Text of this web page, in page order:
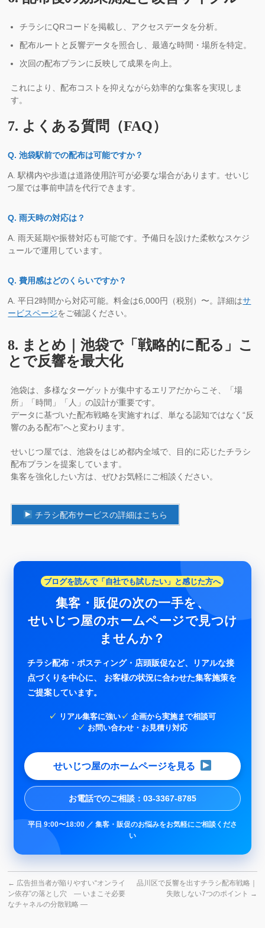
チラシにQRコードを掲載し、アクセスデータを分析。
配布ルートと反響データを照合し、最適な時間・場所を特定。
次回の配布プランに反映して成果を向上。
これにより、配布コストを抑えながら効率的な集客を実現しま
す。
7. よくある質問（FAQ）
Q. 池袋駅前での配布は可能ですか？
A. 駅構内や歩道は道路使用許可が必要な場合があります。せいじ
つ屋では事前申請を代行できます。
Q. 雨天時の対応は？
A. 雨天延期や振替対応も可能です。予備日を設けた柔軟なスケジ
ュールで運用しています。
Q. 費用感はどのくらいですか？
A. 平日2時間から対応可能。料金は6,000円（税別）〜。詳細はサ
ービスページをご確認ください。
8. まとめ｜池袋で「戦略的に配る」こ
とで反響を最大化
池袋は、多様なターゲットが集中するエリアだからこそ、「場
所」「時間」「人」の設計が重要です。
データに基づいた配布戦略を実施すれば、単なる認知ではなく“反
響のある配布”へと変わります。
せいじつ屋では、池袋をはじめ都内全域で、目的に応じたチラシ
配布プランを提案しています。
集客を強化したい方は、ぜひお気軽にご相談ください。
チラシ配布サービスの詳細はこちら
ブログを読んで「自社でも試したい」と感じた方へ
集客・販促の次の一手を、
せいじつ屋のホームページで見つけ
ませんか？
チラシ配布・ポスティング・店頭販促など、リアルな接
点づくりを中心に、 お客様の状況に合わせた集客施策を
ご提案しています。
リアル集客に強い
企画から実施まで相談可
お問い合わせ・お見積り対応
せいじつ屋のホームページを見る
お電話でのご相談：03-3367-8785
平日 9:00〜18:00 ／ 集客・販促のお悩みをお気軽にご相談くださ
い
← 広告担当者が陥りやすい“オンライ
ン依存”の落とし穴 ― いまこそ必要
なチャネルの分散戦略 ―
品川区で反響を出すチラシ配布戦略｜
失敗しない7つのポイント →